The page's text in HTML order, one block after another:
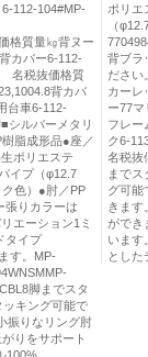
112-104#MP-
格質量㎏背ヌー
カバー6-112-
名税抜価格質
背カバ
台車6-112-
シルバーメタリ
脂成形品●座／
ポリエステ
イプ（φ12.7
色）●肘／PP
張りカラーは
エーション1ミ
タイプ
す。MP-
脚までスタ
ッキング可能で
振りなリング肘
りをサポート
ポリエ
（
背ブラ
ださい
カーレ
ー77
フレー
ク6-
名税抜
までス
グ可能
きま
ができ
います
とした